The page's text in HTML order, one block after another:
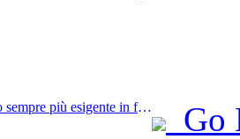
Prev:Stai diventando sempre più esigente in fatto di hotel? I marchi di fascia media e alta stanno tutti 'raccogliendo' i dettagli
Go